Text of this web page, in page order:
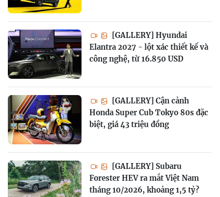
[GALLERY] Hyundai
Elantra 2027 - lột xác thiết kế và
công nghệ, từ 16.850 USD
[GALLERY] Cận cảnh
Honda Super Cub Tokyo 80s đặc
biệt, giá 43 triệu đồng
[GALLERY] Subaru
Forester HEV ra mắt Việt Nam
tháng 10/2026, khoảng 1,5 tỷ?